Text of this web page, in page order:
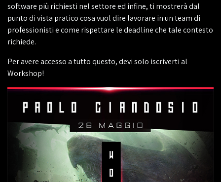
software più richiesti nel settore ed infine, ti mostrerà dal
punto di vista pratico cosa vuol dire lavorare in un team di
professionisti e come rispettare le deadline che tale contesto
richiede.
Per avere accesso a tutto questo, devi solo iscriverti al
Workshop!